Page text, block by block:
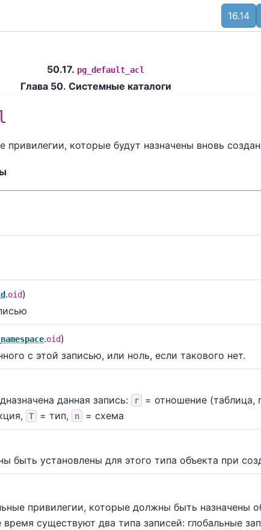
16.14
50.17. pg_default_acl
Глава 50. Системные каталоги
привилегии, которые будут назначены вновь
.oid)
.oid)
с этой записью, или ноль, если такового нет.
данная запись: r = отношение (таблица,
T = тип, n = схема
быть установлены для этого типа объекта при
привилегии, которые должны быть назначены
существуют два типа записей: глобальные